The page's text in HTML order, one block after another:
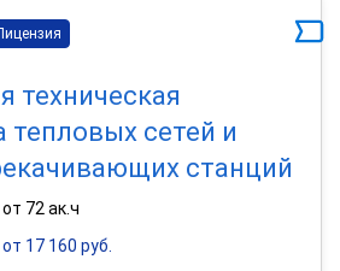
техническая
тепловых сетей и
станций
от 72 ак.ч
от 17 160 руб.